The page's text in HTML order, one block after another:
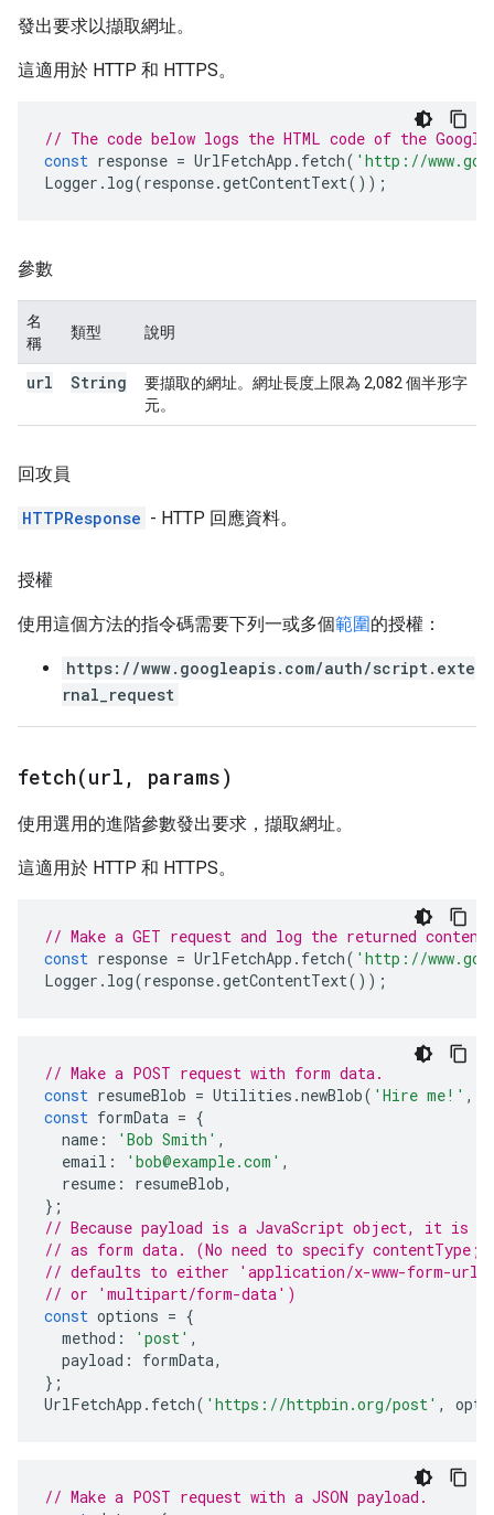
發出要求以擷取網址。
這適用於 HTTP 和 HTTPS。
// The code below logs the HTML code of the Google
const response = UrlFetchApp . fetch( 'http://
Logger . log(response.getContentText());
參數
名
稱
類型 說明
url String
要擷取的網址。網址長度上限為 2,082 個半形字
元。
回攻員
HTTPResponse - HTTP 回應資料。
授權
使用這個方法的指令碼需要下列一或多個範圍的授權：
https://www.googleapis.com/auth/script.exte
rnal_request
fetch(url , params)
使用選用的進階參數發出要求，擷取網址。
這適用於 HTTP 和 HTTPS。
// Make a GET request and log the returned
const response = UrlFetchApp . fetch( 'http://
Logger . log(response.getContentText());
// Make a POST request with form data.
const resumeBlob = Utilities .newBlob( 'Hire me!' ,
const formData = {
name : 'Bob Smith' ,
email : 'bob@example.com' ,
resume : resumeBlob,
};
// Because payload is a JavaScript object, it is
// as form data. (No need to specify
// defaults to either 'application/x-www-form-
// or 'multipart/form-data')
const options = {
method : 'post' ,
payload : formData,
};
UrlFetchApp . fetch( 'https://httpbin.org/post' ,
// Make a POST request with a JSON payload.